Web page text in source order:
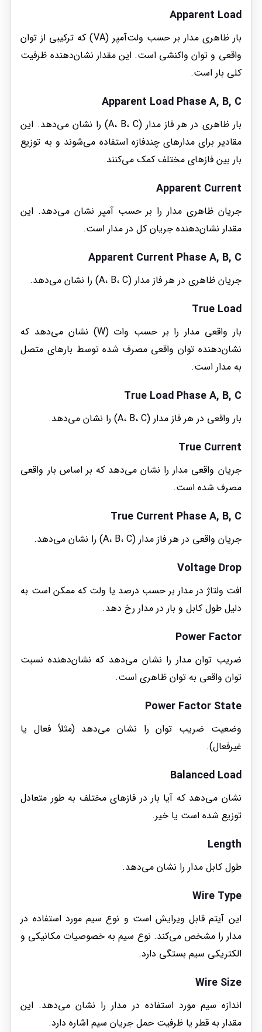
Apparent Load
بار ظاهری مدار بر حسب ولت‌آمپر (VA) که ترکیبی از توان
واقعی و توان واکنشی است. این مقدار نشان‌دهنده ظرفیت
کلی بار است.
Apparent Load Phase A, B, C
بار ظاهری در هر فاز مدار (A، B، C) را نشان می‌دهد. این
مقادیر برای مدارهای چندفازه استفاده می‌شوند و به توزیع
بار بین فازهای مختلف کمک می‌کنند.
Apparent Current
جریان ظاهری مدار را بر حسب آمپر نشان می‌دهد. این
مقدار نشان‌دهنده جریان کل در مدار است.
Apparent Current Phase A, B, C
جریان ظاهری در هر فاز مدار (A، B، C) را نشان می‌دهد.
True Load
بار واقعی مدار را بر حسب وات (W) نشان می‌دهد که
نشان‌دهنده توان واقعی مصرف شده توسط بارهای متصل
به مدار است.
True Load Phase A, B, C
بار واقعی در هر فاز مدار (A، B، C) را نشان می‌دهد.
True Current
جریان واقعی مدار را نشان می‌دهد که بر اساس بار واقعی
مصرف شده است.
True Current Phase A, B, C
جریان واقعی در هر فاز مدار (A، B، C) را نشان می‌دهد.
Voltage Drop
افت ولتاژ در مدار بر حسب درصد یا ولت که ممکن است به
دلیل طول کابل و بار در مدار رخ دهد.
Power Factor
ضریب توان مدار را نشان می‌دهد که نشان‌دهنده نسبت
توان واقعی به توان ظاهری است.
Power Factor State
وضعیت ضریب توان را نشان می‌دهد (مثلاً فعال یا
غیرفعال).
Balanced Load
نشان می‌دهد که آیا بار در فازهای مختلف به طور متعادل
توزیع شده است یا خیر.
Length
طول کابل مدار را نشان می‌دهد.
Wire Type
این آیتم قابل ویرایش است و نوع سیم مورد استفاده در
مدار را مشخص می‌کند. نوع سیم به خصوصیات مکانیکی و
الکتریکی سیم بستگی دارد.
Wire Size
اندازه سیم مورد استفاده در مدار را نشان می‌دهد. این
مقدار به قطر یا ظرفیت حمل جریان سیم اشاره دارد.